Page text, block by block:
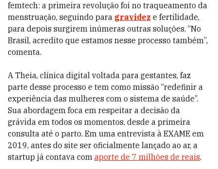
femtech: a primeira revolução foi no traqueamento da
menstruação, seguindo para gravidez e fertilidade,
para depois surgirem inúmeras outras soluções. “No
Brasil, acredito que estamos nesse processo também”,
comenta.
A Theia, clínica digital voltada para gestantes, faz
parte desse processo e tem como missão “redefinir a
experiência das mulheres com o sistema de saúde”.
Sua abordagem foca em respeitar a decisão da
grávida em todos os momentos, desde a primeira
consulta até o parto. Em uma entrevista à EXAME em
2019, antes do site ser oficialmente lançado ao ar, a
startup já contava com aporte de 7 milhões de reais.